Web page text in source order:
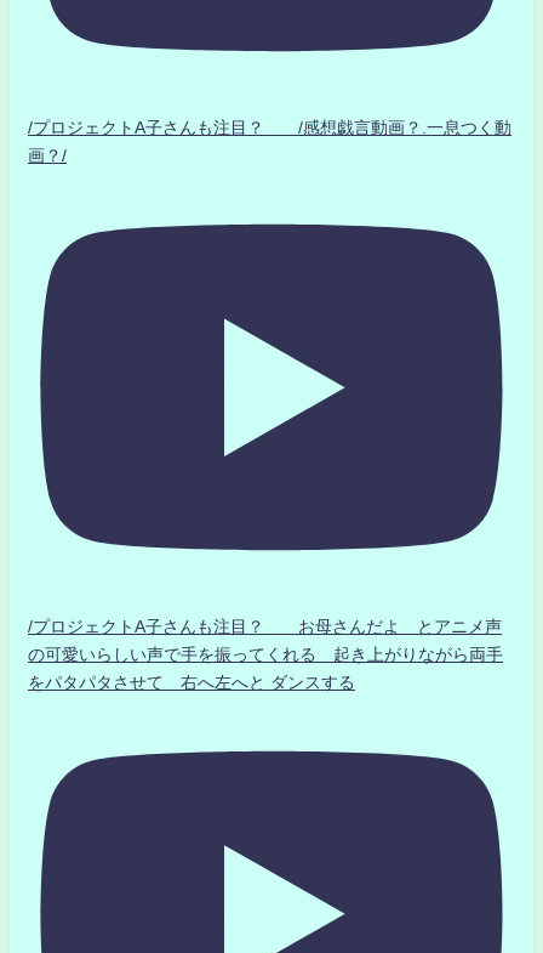
/プロジェクトA子さんも注目？ /感想戯言動画？.一息つく動
画？/
/プロジェクトA子さんも注目？ お母さんだよ とアニメ声
の可愛いらしい声で手を振ってくれる 起き上がりながら両手
をパタパタさせて 右へ左へと ダンスする